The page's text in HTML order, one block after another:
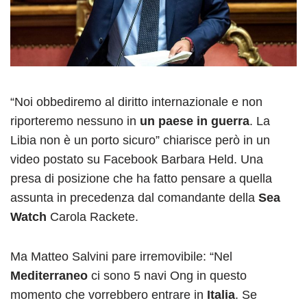
“Noi obbediremo al diritto internazionale e non
riporteremo nessuno in un paese in guerra. La
Libia non è un porto sicuro” chiarisce però in un
video postato su Facebook Barbara Held. Una
presa di posizione che ha fatto pensare a quella
assunta in precedenza dal comandante della Sea
Watch Carola Rackete.
Ma Matteo Salvini pare irremovibile: “Nel
Mediterraneo ci sono 5 navi Ong in questo
momento che vorrebbero entrare in Italia. Se